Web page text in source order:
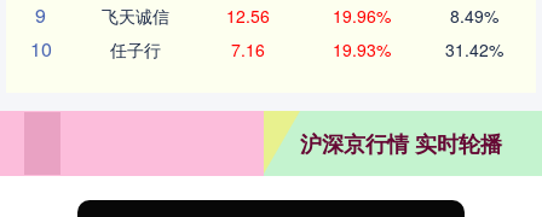
9 飞天诚信 12.56 19.96% 8.49%
10 任子行 7.16 19.93% 31.42%
沪深京行情 实时轮播